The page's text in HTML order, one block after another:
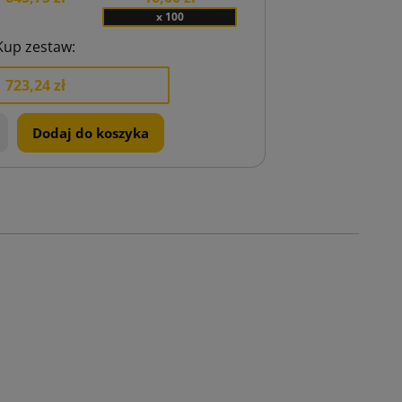
x 100
zestaw:
723,24 zł
Dodaj do koszyka